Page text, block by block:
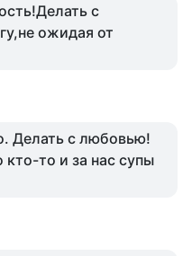
с
ожидая от
Делать с любовью!
то и за нас супы